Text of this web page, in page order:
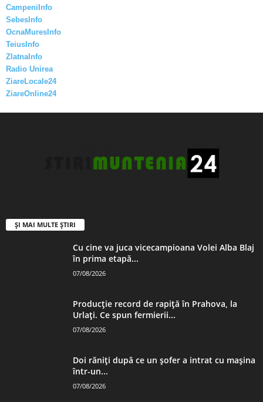
CampeniInfo
SebesInfo
OcnaMuresInfo
TeiusInfo
ZlatnaInfo
Radio Unirea
ZiareLocale24
ZiareOnline24
ȘI MAI MULTE ȘTIRI
Cu cine va juca vicecampioana Volei Alba Blaj
în prima etapă...
07/08/2026
Producție record de rapiță în Prahova, la
Urlați. Ce spun fermierii...
07/08/2026
Doi răniți după ce un șofer a intrat cu mașina
într-un...
07/08/2026